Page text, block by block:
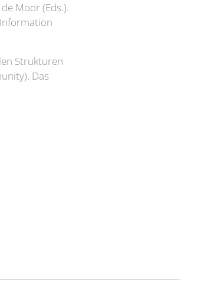
Moor (Eds.).
Strukturen
Das